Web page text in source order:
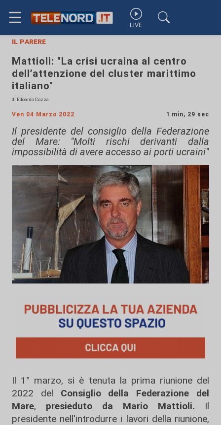
☰ LIVE
il parere
Mattioli: "La crisi ucraina al centro
dell’attenzione del cluster marittimo
italiano"
di Edoardo Cozza
Ven 04 Marzo 2022 1 min, 29 sec
Il presidente del consiglio della Federazione
del Mare: "Molti rischi derivanti dalla
impossibilità di avere accesso ai porti ucraini"
Il 1° marzo, si è tenuta la prima riunione del
2022 del Consiglio della Federazione del
Mare, presieduto da Mario Mattioli. Il
presidente nell'introdurre i lavori della riunione,